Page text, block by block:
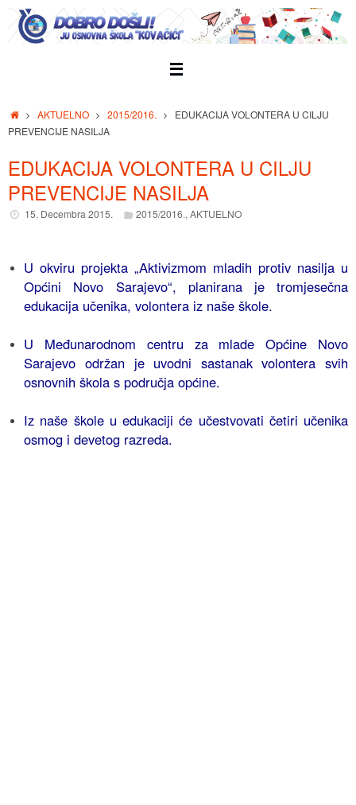
Skip
content
HomeAKTUELNO 2015/2016.
EDUKACIJA VOLONTERA U CILJU
PREVENCIJE NASILJA
EDUKACIJA VOLONTERA U CILJU
PREVENCIJE NASILJA
15. Decembra 2015. 2015/2016.,AKTUELNO
U okviru projekta „Aktivizmom mladih protiv nasilja u
Općini Novo Sarajevo“, planirana je tromjesečna
edukacija učenika, volontera iz naše škole.
U Međunarodnom centru za mlade Općine Novo
Sarajevo održan je uvodni sastanak volontera svih
osnovnih škola s područja općine.
Iz naše škole u edukaciji će učestvovati četiri učenika
osmog i devetog razreda.